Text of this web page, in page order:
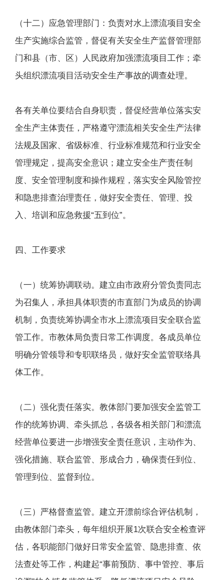
（十二）应急管理部门：负责对水上漂流项目安全
生产实施综合监管，督促有关安全生产监督管理部
门和县（市、区）人民政府加强漂流项目工作；牵
头组织漂流项目活动安全生产事故的调查处理。
各有关单位要结合自身职责，督促经营单位落实安
全生产主体责任，严格遵守漂流相关安全生产法律
法规及国家、省级标准、行业标准规范和行业安全
管理规定，提高安全意识；建立安全生产责任制
度、安全管理制度和操作规程，落实安全风险管控
和隐患排查治理责任，做好安全责任、管理、投
入、培训和应急救援“五到位”。
四、工作要求
（一）统筹协调联动。建立由市政府分管负责同志
为召集人，承担具体职责的市直部门为成员的协调
机制，负责统筹协调全市水上漂流项目安全联合监
管工作。市教体局负责日常工作调度。各成员单位
明确分管领导和专职联络员，做好安全监管联络具
体工作。
（二）强化责任落实。教体部门要加强安全监管工
作的统筹协调、牵头抓总，各级各相关部门和漂流
经营单位要进一步增强安全责任意识，主动作为、
强化措施、联合监管、形成合力，确保责任到位、
管理到位、监督到位。
（三）严格督查监管。建立开漂前综合评估机制，
由教体部门牵头，每年组织开展1次联合安全检查评
估，各职能部门做好日常安全监管、隐患排查、依
法查处等工作，构建起“事前预防、事中管控、事后